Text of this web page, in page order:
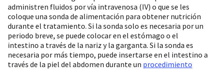
administren fluidos por vía intravenosa (IV) o que se les
coloque una sonda de alimentación para obtener nutrición
durante el tratamiento. Si la sonda solo es necesaria por un
periodo breve, se puede colocar en el estómago o el
intestino a través de la nariz y la garganta. Si la sonda es
necesaria por más tiempo, puede insertarse en el intestino a
través de la piel del abdomen durante un procedimiento